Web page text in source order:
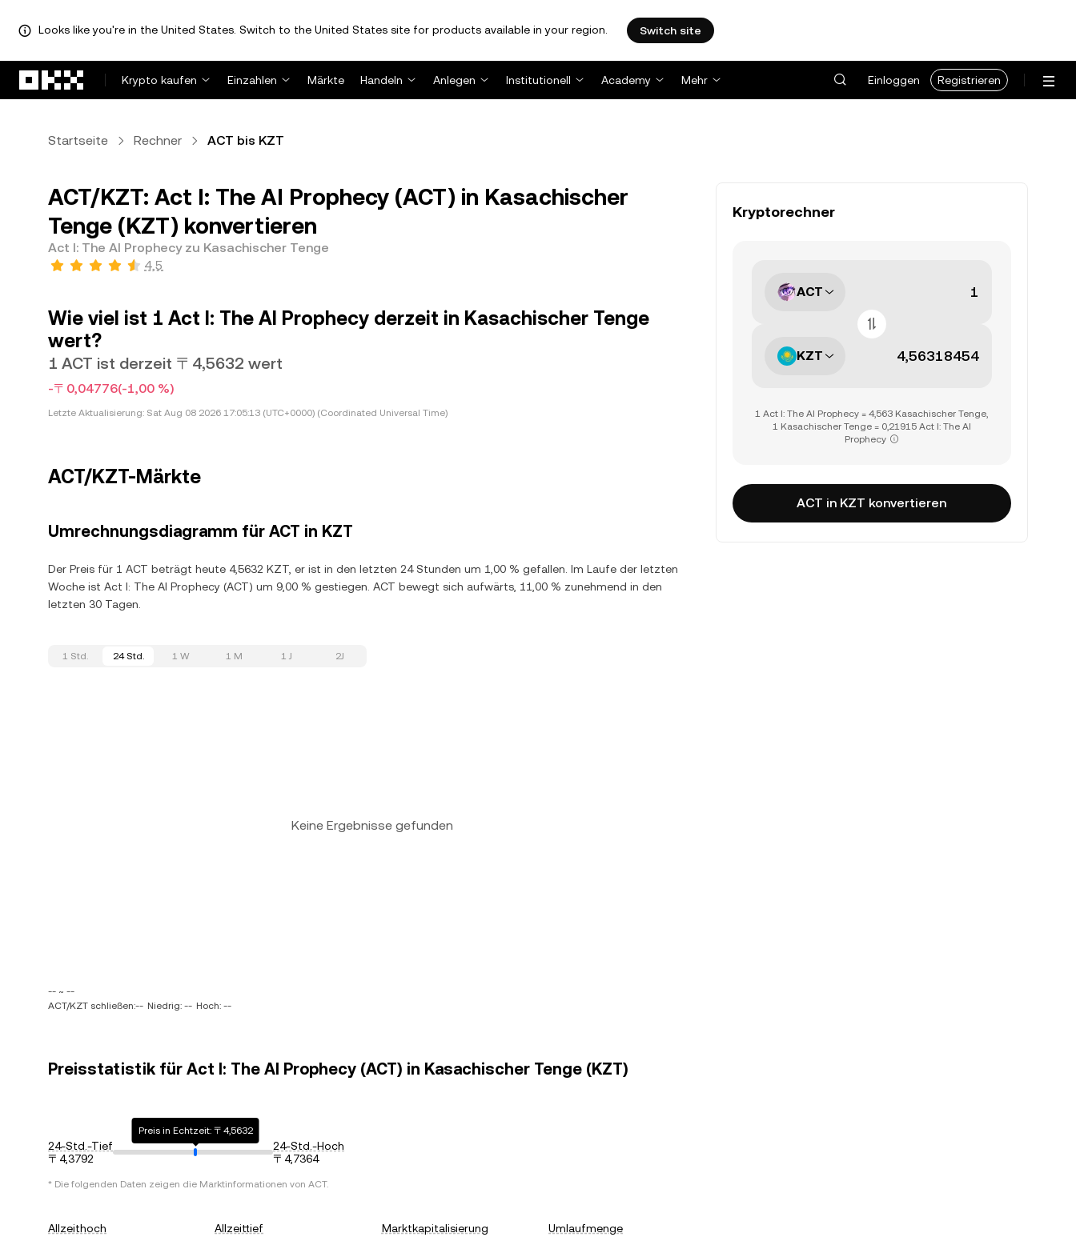
Looks like you're in the United States. Switch to the United States site for products available in your region. Switch site
Krypto kaufen
Einzahlen Märkte Handeln Anlegen Institutionell Academy Mehr Einloggen Registrieren
Startseite Rechner ACT bis KZT
ACT/KZT: Act I: The AI Prophecy (ACT) in Kasachischer
Tenge (KZT) konvertieren
Act I: The AI Prophecy zu Kasachischer Tenge
4,5
Wie viel ist 1 Act I: The AI Prophecy derzeit in Kasachischer Tenge
wert?
1 ACT ist derzeit 〒4,5632 wert
-〒0,04776(-1,00 %)
Letzte Aktualisierung: Sat Aug 08 2026 17:05:13 (UTC+0000) (Coordinated Universal Time)
ACT/KZT-Märkte
Umrechnungsdiagramm für ACT in KZT
Der Preis für 1 ACT beträgt heute 4,5632 KZT, er ist in den letzten 24 Stunden um 1,00 % gefallen. Im Laufe der letzten
Woche ist Act I: The AI Prophecy (ACT) um 9,00 % gestiegen. ACT bewegt sich aufwärts, 11,00 % zunehmend in den
letzten 30 Tagen.
1 Std. 24 Std. 1 W 1 M 1 J 2J
Keine Ergebnisse gefunden
-- ~ --
ACT/KZT schließen:-- Niedrig: -- Hoch: --
Preisstatistik für Act I: The AI Prophecy (ACT) in Kasachischer Tenge (KZT)
24-Std.-Tief
〒4,3792
Preis in Echtzeit: 〒4,5632
24-Std.-Hoch
〒4,7364
* Die folgenden Daten zeigen die Marktinformationen von ACT.
Allzeithoch
Allzeittief
Marktkapitalisierung
Umlaufmenge
Kryptorechner
ACT
KZT
1 Act I: The AI Prophecy = 4,563 Kasachischer Tenge,
1 Kasachischer Tenge = 0,21915 Act I: The AI
Prophecy
ACT in KZT konvertieren